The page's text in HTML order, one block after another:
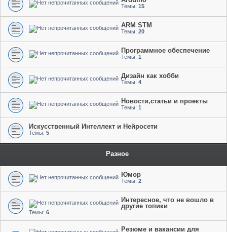
Темы: 15
ARM STM
Темы: 20
Программное обеспечение
Темы: 1
Дизайн как хобби
Темы: 4
Новости,статьи и проекты
Темы: 1
Искусственный Интеллект и Нейросети
Темы: 5
Разное
Юмор
Темы: 2
Интересное, что не вошло в
другие топики
Темы: 6
Резюме и вакансии для